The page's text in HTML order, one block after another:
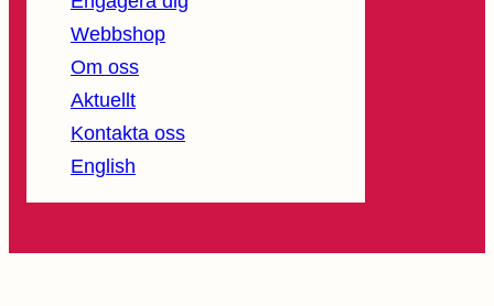
Webbshop
Om oss
Aktuellt
Kontakta oss
English